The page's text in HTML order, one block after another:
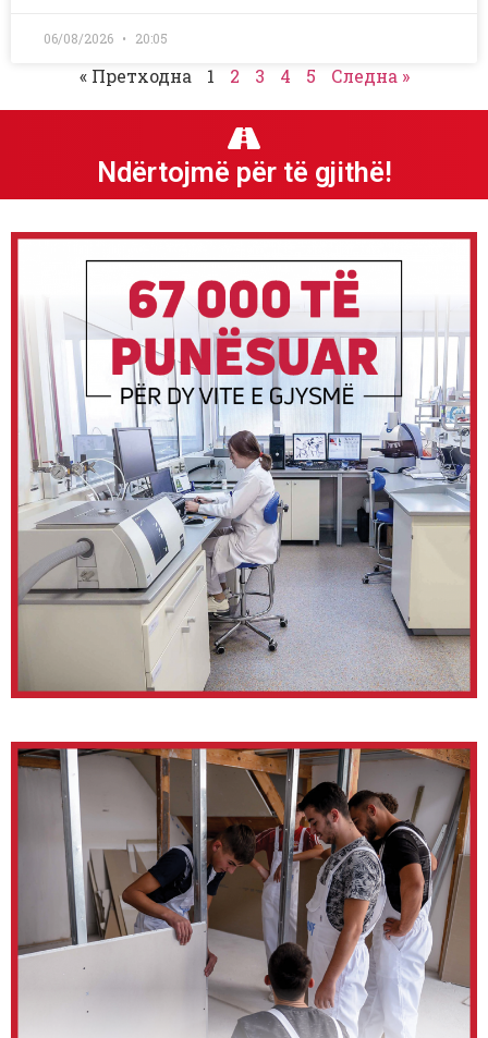
06/08/2026 20:05
« Претходна 1 2 3 4 5 Следна »
Ndërtojmë për të gjithë!